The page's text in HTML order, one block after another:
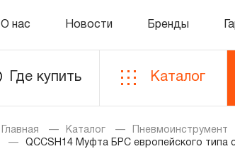
О нас Новости Бренды
Где купить Каталог
Каталог
Главная Каталог Пневмоинструмент
QCCSH14 Муфта БРС европейского типа